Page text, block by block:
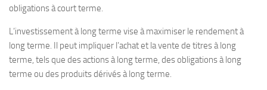
obligations à court terme.
L’investissement à long terme vise à maximiser le rendement à
long terme. Il peut impliquer l’achat et la vente de titres à long
terme, tels que des actions à long terme, des obligations à long
terme ou des produits dérivés à long terme.